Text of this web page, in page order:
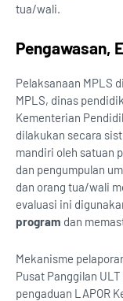
tua/wali.
Pengawasan,
Pelaksanaan MPLS
MPLS, dinas
Kementerian
dilakukan secara
mandiri oleh satuan
dan pengumpulan
dan orang tua/wali
evaluasi ini
program dan
Mekanisme
Pusat Panggilan
pengaduan LAPOR